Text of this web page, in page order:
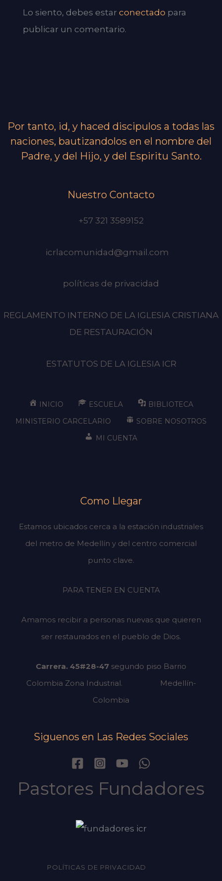
Lo siento, debes estar conectado para
publicar un comentario.
Por tanto, id, y haced discipulos a todas las
naciones, bautizandolos en el nombre del
Padre, y del Hijo, y del Espiritu Santo.
Nuestro Contacto
+57 321 3589152
icrlacomunidad@gmail.com
políticas de privacidad
REGLAMENTO INTERNO DE LA IGLESIA CRISTIANA
DE RESTAURACIÓN
ESTATUTOS DE LA IGLESIA ICR
INICIO ESCUELA
BIBLIOTECA
MINISTERIO CARCELARIO
SOBRE NOSOTROS
MI CUENTA
Como Llegar
Estamos ubicados cerca a la estación industriales
del metro de Medellín y del centro comercial
punto clave.
PARA TENER EN CUENTA
Amamos recibir a personas nuevas que quieren
ser restaurados en el pueblo de Dios.
Carrera. 45#28-47 segundo piso Barrio
Colombia Zona Industrial.
Medellín-
Colombia
Siguenos en Las Redes Sociales
Pastores Fundadores
POLÍTICAS DE PRIVACIDAD